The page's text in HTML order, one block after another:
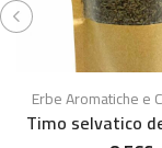
Erbe Aromatiche e
Timo selvatico